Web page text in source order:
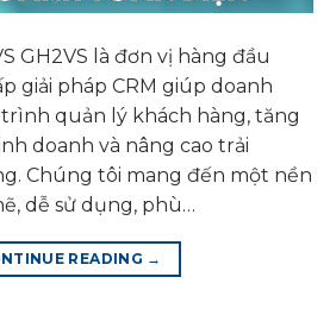
GH2VS là đơn vị hàng đầu
giải pháp CRM giúp doanh
quản lý khách hàng, tăng
doanh và nâng cao trải
Chúng tôi mang đến một nền
dễ sử dụng, phù…
READING →